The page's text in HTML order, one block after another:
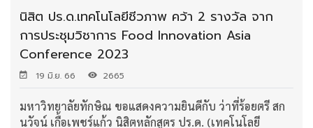
นิสิต ปร.ด.เทคโนโลยีชีวภาพ คว้า 2 รางวัล จาก
การประชุมวิชาการ Food Innovation Asia
Conference 2023
19 มิ.ย. 66 2665
มหาวิทยาลัยทักษิณ ขอแสดงความยินดีกับ ว่าที่ร้อยตรี สก
นวัจน์ เกื้อเพชร์แก้ว นิสิตหลักสูตร ปร.ด. (เทคโนโลยี